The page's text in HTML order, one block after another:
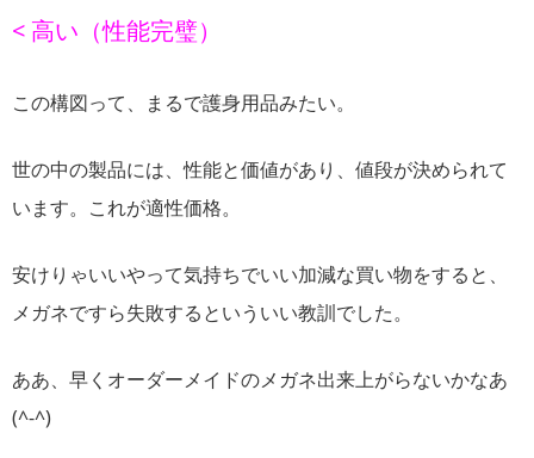
< 高い（性能完璧）
この構図って、まるで護身用品みたい。
世の中の製品には、性能と価値があり、値段が決められて
います。これが適性価格。
安けりゃいいやって気持ちでいい加減な買い物をすると、
メガネですら失敗するといういい教訓でした。
ああ、早くオーダーメイドのメガネ出来上がらないかなあ
(^-^)